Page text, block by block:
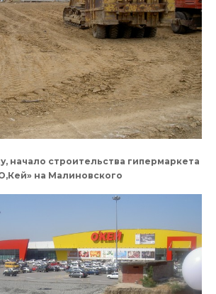
начало строительства гипермаркета
на Малиновского